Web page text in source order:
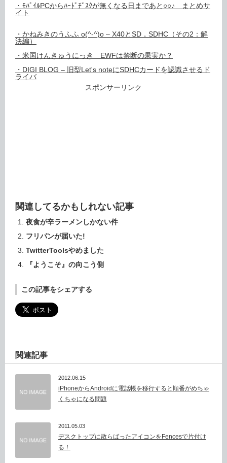
・ﾓﾊﾞｲﾙPCからﾊｰﾄﾞﾁﾞｽｸが無くなる日まであと○○♪ まとめサ
イト
・かねみきのうふふ o(^-^)o – X40とSD，SDHC（その2：解
決編）
・米国けんきゅうにっき EWFは禁断の果実か？
・DIGI BLOG – 旧型Let's noteにSDHCカードを認識させるド
ライバ
スポンサーリンク
関連してるかもしれない記事
夜食が辛ラーメンしかない件
フリパンが届いた!
TwitterToolsやめました
『ようこそ』の向こう側
この記事をシェアする
関連記事
2012.06.15
iPhoneからAndroidに電話帳を移行すると順番がめちゃ
くちゃになる問題
2011.05.03
デスクトップに散らばったアイコンをFencesで片付け
る！